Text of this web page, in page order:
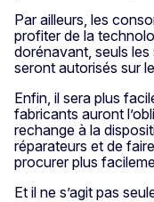
Par ailleurs, les
profiter de la
dorénavant, seuls
seront autorisés sur
Enfin, il sera plus
fabricants auront
rechange à la
réparateurs et de
procurer plus
Et il ne s’agit pas